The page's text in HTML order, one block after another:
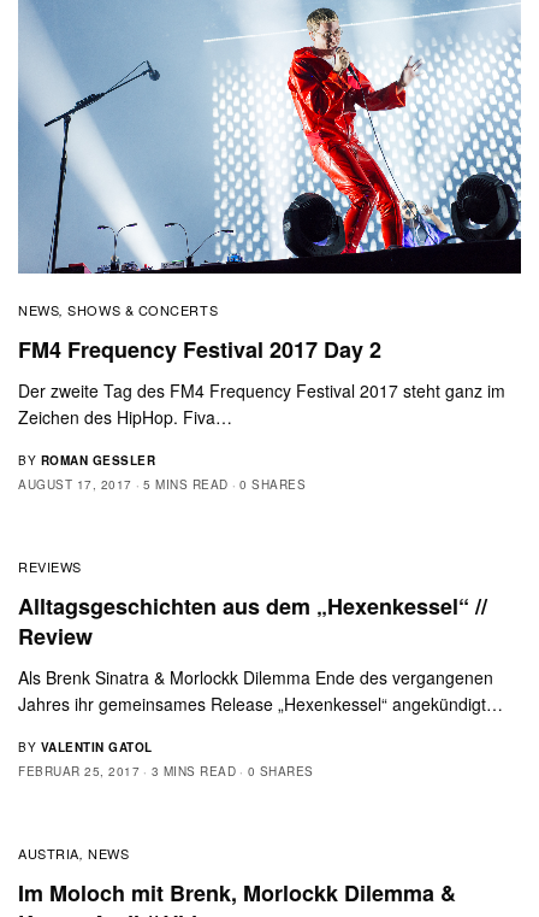
NEWS,SHOWS & CONCERTS
FM4 Frequency Festival 2017 Day 2
Der zweite Tag des FM4 Frequency Festival 2017 steht ganz im
Zeichen des HipHop. Fiva…
BY ROMAN GESSLER
AUGUST 17, 2017
5 MINS READ 0 SHARES
REVIEWS
Alltagsgeschichten aus dem „Hexenkessel“ //
Review
Als Brenk Sinatra & Morlockk Dilemma Ende des vergangenen
Jahres ihr gemeinsames Release „Hexenkessel“ angekündigt…
BY VALENTIN GATOL
FEBRUAR 25, 2017
3 MINS READ 0 SHARES
AUSTRIA, NEWS
Im Moloch mit Brenk, Morlockk Dilemma &